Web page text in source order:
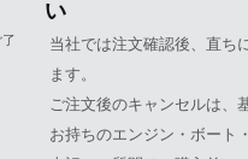
当社では注文確認後、直ち
ます。
ご注文後のキャンセルは、
お持ちのエンジン・ボート